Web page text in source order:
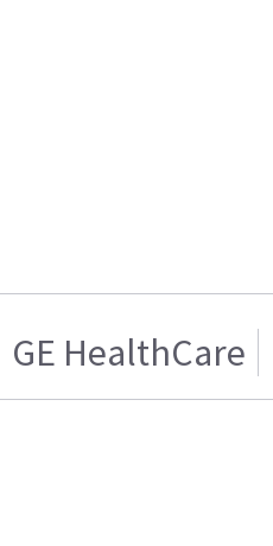
GE HealthCare